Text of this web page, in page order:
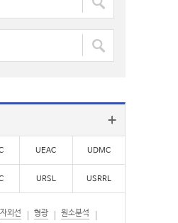
UEAC UDMC
URSL USRRL
자외선 형광 원소분석